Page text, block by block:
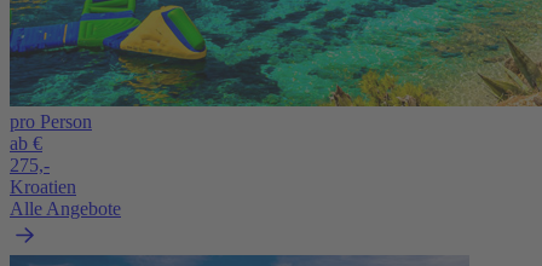
pro Person
ab €
275,-
Kroatien
Alle Angebote